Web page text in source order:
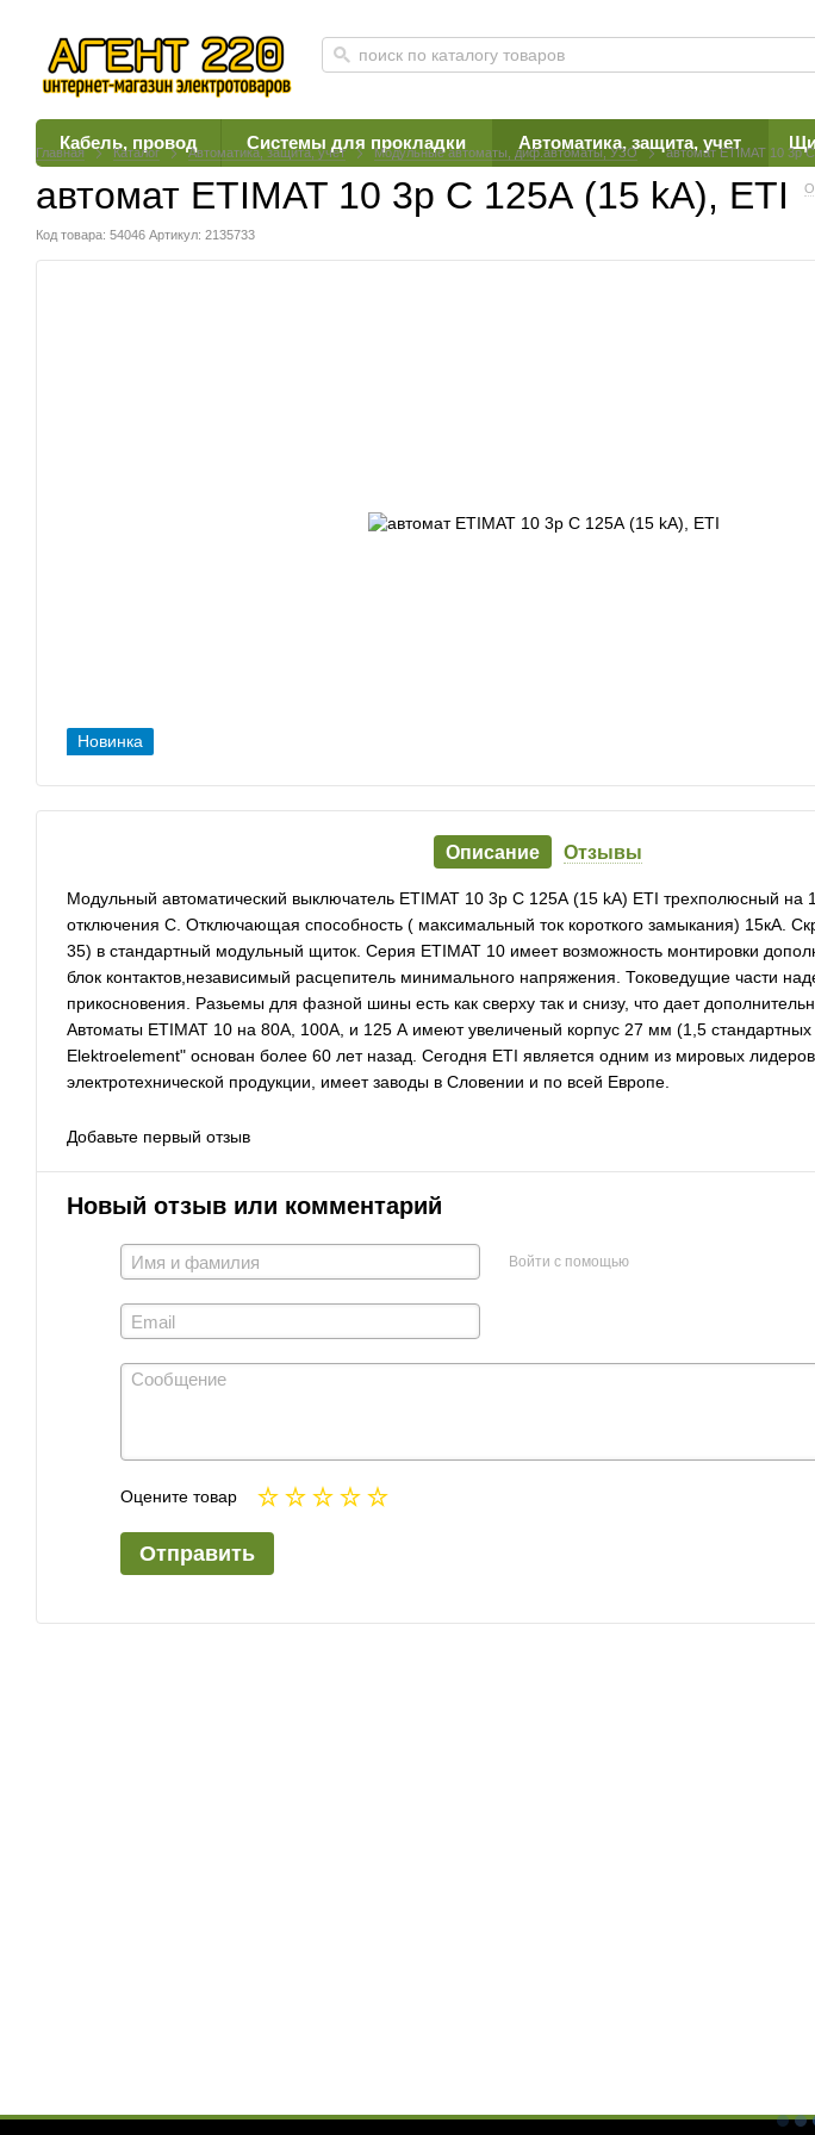
Кабель, провод Системы для прокладки Автоматика, защита, учет
Главная Каталог Автоматика, защита, учет Модульные автоматы, диф.автоматы, УЗО автомат ETIMAT 10 3p
автомат ETIMAT 10 3p C 125А (15 kA), ETI
Код товара: 54046 Артикул: 2135733
Новинка
Описание Отзывы
Модульный автоматический выключатель ETIMAT 10 3p С 125А (15 kA) ETI трехполюсный на
отключения С. Отключающая способность ( максимальный ток короткого замыкания) 15кА.
35) в стандартный модульный щиток. Серия ETIMAT 10 имеет возможность монтировки
блок контактов,независимый расцепитель минимального напряжения. Токоведущие части
прикосновения. Разьемы для фазной шины есть как сверху так и снизу, что дает
Автоматы ETIMAT 10 на 80А, 100А, и 125 А имеют увеличеный корпус 27 мм (1,5
Elektroelement" основан более 60 лет назад. Сегодня ETI является одним из мировых
электротехнической продукции, имеет заводы в Словении и по всей Европе.
Добавьте первый отзыв
Новый отзыв или комментарий
Войти с помощью
Оцените товар
Отправить